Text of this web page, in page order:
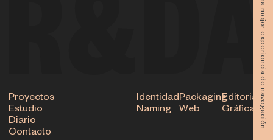
Proyectos
Estudio
Diario
Contacto
IdentidadPackagingEditorial
Naming
Web Gráfica